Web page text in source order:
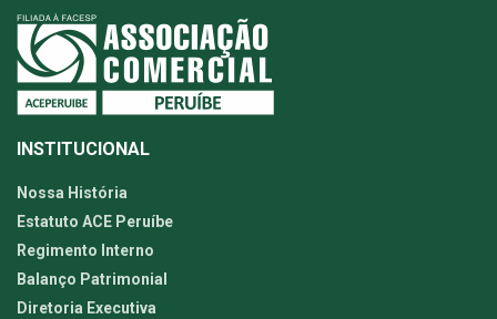
INSTITUCIONAL
Nossa História
Estatuto ACE Peruíbe
Regimento Interno
Balanço Patrimonial
Diretoria Executiva